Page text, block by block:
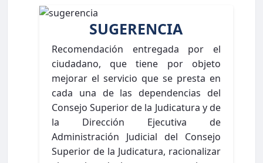
SUGERENCIA
Recomendación entregada por el
ciudadano, que tiene por objeto
mejorar el servicio que se presta en
cada una de las dependencias del
Consejo Superior de la Judicatura y de
la Dirección Ejecutiva de
Administración Judicial del Consejo
Superior de la Judicatura, racionalizar